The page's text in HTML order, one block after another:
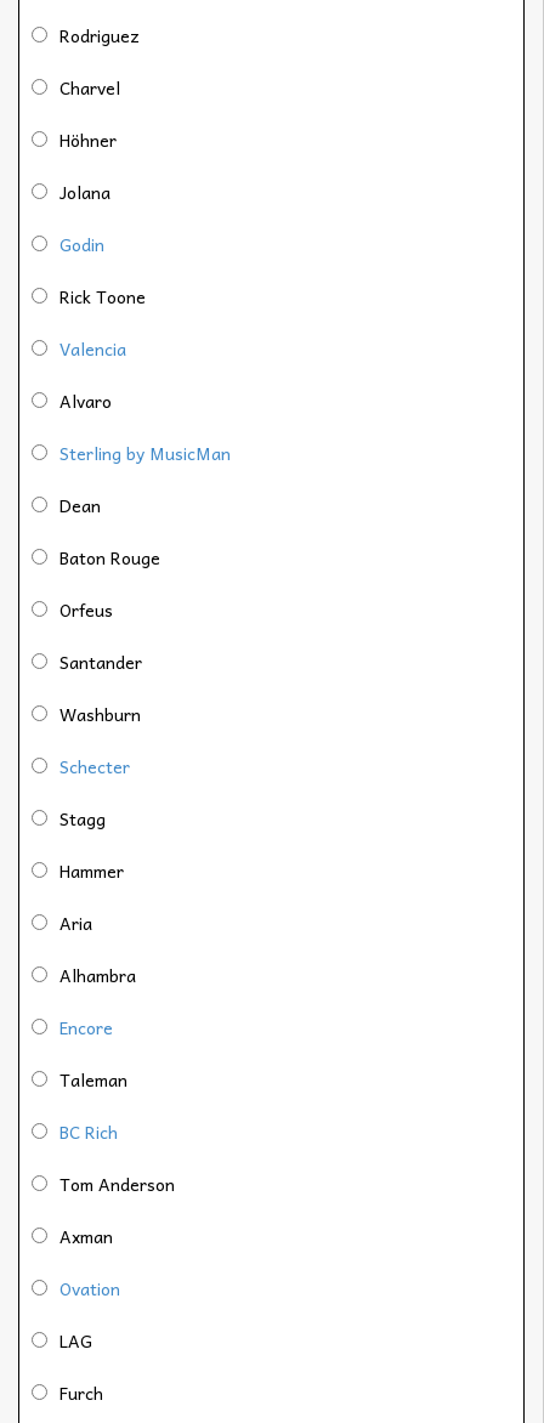
Rodriguez
Charvel
Höhner
Jolana
Godin
Rick Toone
Valencia
Alvaro
Sterling by MusicMan
Dean
Baton Rouge
Orfeus
Santander
Washburn
Schecter
Stagg
Hammer
Aria
Alhambra
Encore
Taleman
BC Rich
Tom Anderson
Axman
Ovation
LAG
Furch